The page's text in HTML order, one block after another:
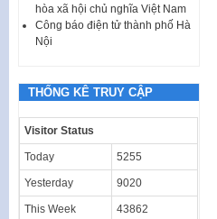
hòa xã hội chủ nghĩa Việt Nam
Công báo điện tử thành phố Hà
Nội
THỐNG KÊ TRUY CẬP
Visitor Status
Today 5255
Yesterday 9020
This Week 43862